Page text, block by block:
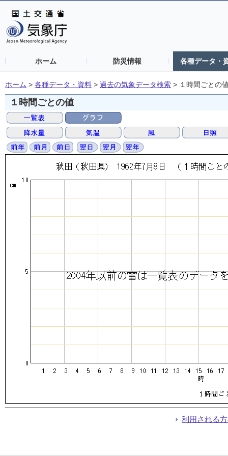
ホーム 防災情報 各種データ・
ホーム > 各種データ・資料 > 過去の気象データ検索 > １時間ごとの
１時間ごとの値
利用される